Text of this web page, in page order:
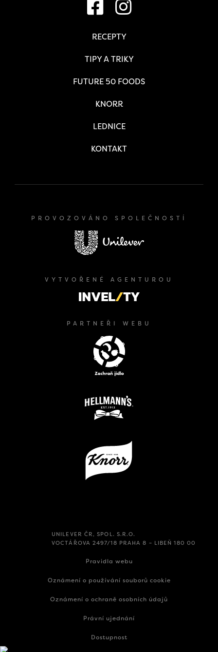
RECEPTY
TIPY A TRIKY
FUTURE 50 FOODS
KNORR
LEDNICE
KONTAKT
PROVOZOVÁNO SPOLEČNOSTÍ
VYTVOŘENÉ AGENTUROU
PARTNEŘI WEBU
UNILEVER ČR, SPOL. S.R.O.
VOCTÁŘOVA 2497/18 PRAHA 8 – LIBEŇ 180 00
Pravidla webu
Oznámení o používání souborů cookie
Oznámení o ochraně osobních údajů
Právní ujednání
Dostupnost